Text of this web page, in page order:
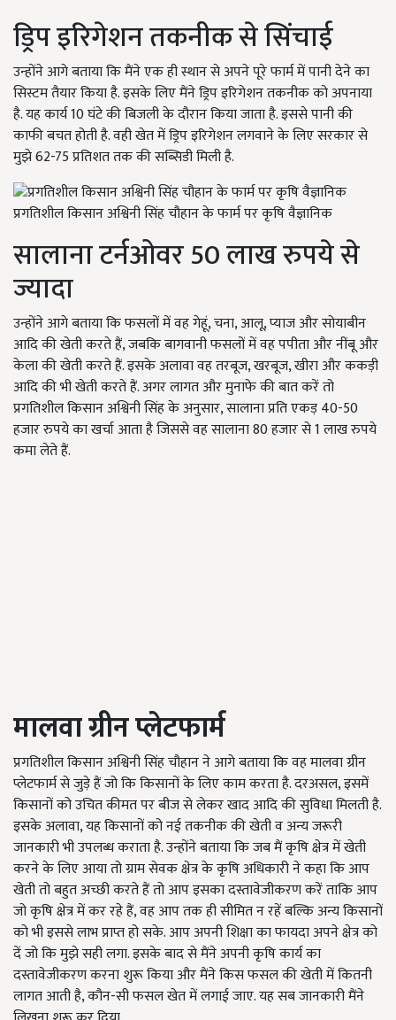
ड्रिप इरिगेशन तकनीक से सिंचाई
उन्होंने आगे बताया कि मैंने एक ही स्थान से अपने पूरे फार्म में पानी देने का
सिस्टम तैयार किया है. इसके लिए मैंने ड्रिप इरिगेशन तकनीक को अपनाया
है. यह कार्य 10 घंटे की बिजली के दौरान किया जाता है. इससे पानी की
काफी बचत होती है. वही खेत में ड्रिप इरिगेशन लगवाने के लिए सरकार से
मुझे 62-75 प्रतिशत तक की सब्सिडी मिली है.
प्रगतिशील किसान अश्विनी सिंह चौहान के फार्म पर कृषि वैज्ञानिक
सालाना टर्नओवर 50 लाख रुपये से
ज्यादा
उन्होंने आगे बताया कि फसलों में वह गेहूं, चना, आलू, प्याज और सोयाबीन
आदि की खेती करते हैं, जबकि बागवानी फसलों में वह पपीता और नींबू और
केला की खेती करते हैं. इसके अलावा वह तरबूज, खरबूज, खीरा और ककड़ी
आदि की भी खेती करते हैं. अगर लागत और मुनाफे की बात करें तो
प्रगतिशील किसान अश्विनी सिंह के अनुसार, सालाना प्रति एकड़ 40-50
हजार रुपये का खर्चा आता है जिससे वह सालाना 80 हजार से 1 लाख रुपये
कमा लेते हैं.
मालवा ग्रीन प्लेटफार्म
प्रगतिशील किसान अश्विनी सिंह चौहान ने आगे बताया कि वह मालवा ग्रीन
प्लेटफार्म से जुड़े हैं जो कि किसानों के लिए काम करता है. दरअसल, इसमें
किसानों को उचित कीमत पर बीज से लेकर खाद आदि की सुविधा मिलती है.
इसके अलावा, यह किसानों को नई तकनीक की खेती व अन्य जरूरी
जानकारी भी उपलब्ध कराता है. उन्होंने बताया कि जब मैं कृषि क्षेत्र में खेती
करने के लिए आया तो ग्राम सेवक क्षेत्र के कृषि अधिकारी ने कहा कि आप
खेती तो बहुत अच्छी करते हैं तो आप इसका दस्तावेजीकरण करें ताकि आप
जो कृषि क्षेत्र में कर रहे हैं, वह आप तक ही सीमित न रहें बल्कि अन्य किसानों
को भी इससे लाभ प्राप्त हो सके. आप अपनी शिक्षा का फायदा अपने क्षेत्र को
दें जो कि मुझे सही लगा. इसके बाद से मैंने अपनी कृषि कार्य का
दस्तावेजीकरण करना शुरू किया और मैंने किस फसल की खेती में कितनी
लागत आती है, कौन-सी फसल खेत में लगाई जाए. यह सब जानकारी मैंने